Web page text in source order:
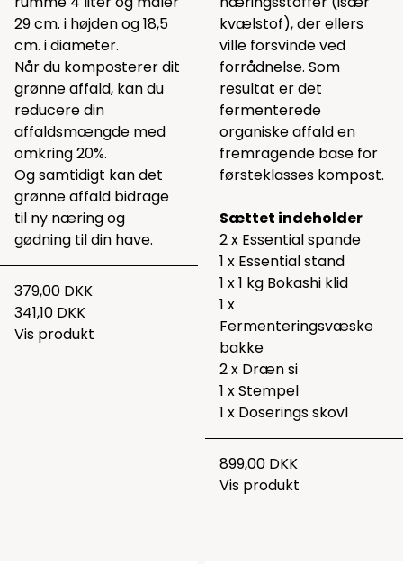
29 cm. i højden og 18,5
cm. i diameter.
Når du komposterer dit
grønne affald, kan du
reducere din
affaldsmængde med
omkring 20%.
Og samtidigt kan det
grønne affald bidrage
til ny næring og
gødning til din have.
379,00 DKK
341,10 DKK
Vis produkt
kvælstof), der ellers
ville forsvinde ved
forrådnelse. Som
resultat er det
fermenterede
organiske affald en
fremragende base for
førsteklasses kompost.
Sættet indeholder
2 x Essential spande
1 x Essential stand
1 x 1 kg Bokashi klid
1 x
Fermenteringsvæske
bakke
2 x Dræn si
1 x Stempel
1 x Doserings skovl
899,00 DKK
Vis produkt